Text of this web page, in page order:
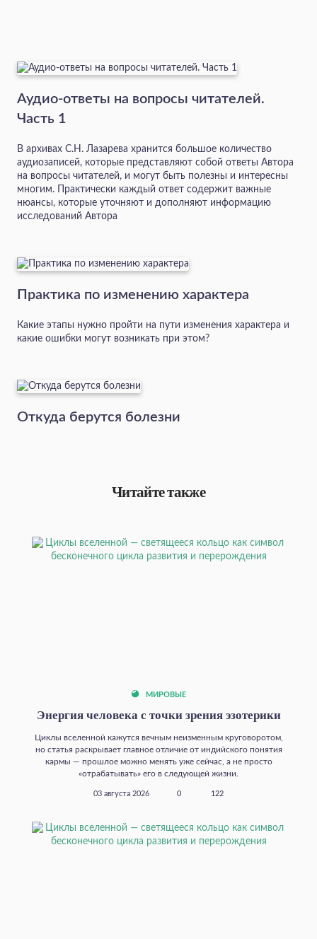
Аудио-ответы на вопросы читателей.
Часть 1
В архивах С.Н. Лазарева хранится большое количество
аудиозаписей, которые представляют собой ответы Автора
на вопросы читателей, и могут быть полезны и интересны
многим. Практически каждый ответ содержит важные
нюансы, которые уточняют и дополняют информацию
исследований Автора
Практика по изменению характера
Какие этапы нужно пройти на пути изменения характера и
какие ошибки могут возникать при этом?
Откуда берутся болезни
Читайте также
МИРОВЫЕ
Энергия человека с точки зрения эзотерики
Циклы вселенной кажутся вечным неизменным круговоротом,
но статья раскрывает главное отличие от индийского понятия
кармы — прошлое можно менять уже сейчас, а не просто
«отрабатывать» его в следующей жизни.
03 августа 2026 0 122